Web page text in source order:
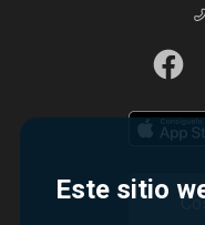
Este sitio